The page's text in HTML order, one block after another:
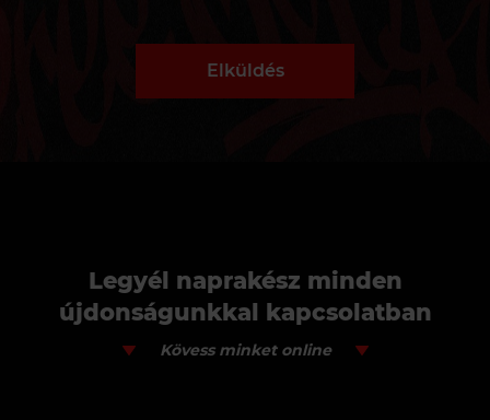
Elküldés
Legyél naprakész minden
újdonságunkkal kapcsolatban
Kövess minket online